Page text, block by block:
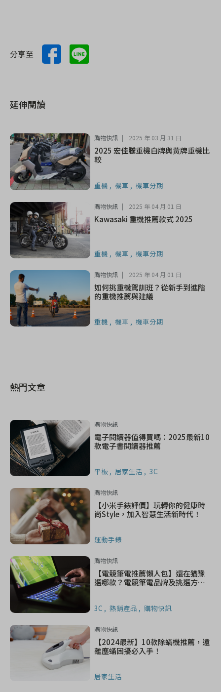
分享至
延伸閱讀
購物快訊 2025 年 03 月 31 日
2025 宏佳騰重機白牌與黃牌重機比
較
重機 機車 機車分期
購物快訊 2025 年 04 月 01 日
Kawasaki 重機推薦款式 2025
重機 機車 機車分期
購物快訊 2025 年 04 月 01 日
如何挑重機駕訓班？從新手到進階
的重機推薦與建議
重機 機車 機車分期
熱門文章
購物快訊
電子閱讀器值得買嗎：2025最新10
款電子書閱讀器推薦
平板 居家生活 3C
購物快訊
【小米手錶評價】玩轉你的健康時
尚Style，加入智慧生活新時代！
運動手錶
購物快訊
【電競筆電推薦懶人包】還在猶豫
選哪款？電競筆電品牌及挑選方式
3C 熱銷產品 購物快訊
購物快訊
【2024最新】10款除蟎機推薦，遠
離塵蟎困擾必入手！
居家生活